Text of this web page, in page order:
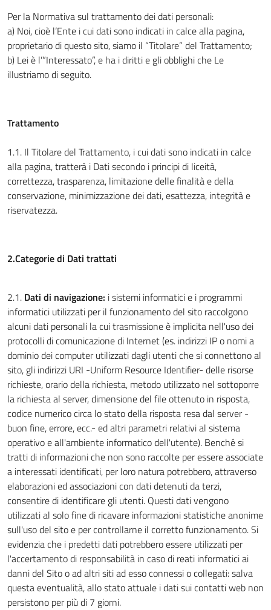
Per la Normativa sul trattamento dei dati personali:
a) Noi, cioè l’Ente i cui dati sono indicati in calce alla pagina,
proprietario di questo sito, siamo il “Titolare” del Trattamento;
b) Lei è l’”Interessato”, e ha i diritti e gli obblighi che Le
illustriamo di seguito.
Trattamento
1.1. Il Titolare del Trattamento, i cui dati sono indicati in calce
alla pagina, tratterà i Dati secondo i principi di liceità,
correttezza, trasparenza, limitazione delle finalità e della
conservazione, minimizzazione dei dati, esattezza, integrità e
riservatezza.
2.Categorie di Dati trattati
2.1. Dati di navigazione: i sistemi informatici e i programmi
informatici utilizzati per il funzionamento del sito raccolgono
alcuni dati personali la cui trasmissione è implicita nell'uso dei
protocolli di comunicazione di Internet (es. indirizzi IP o nomi a
dominio dei computer utilizzati dagli utenti che si connettono al
sito, gli indirizzi URI -Uniform Resource Identifier- delle risorse
richieste, orario della richiesta, metodo utilizzato nel sottoporre
la richiesta al server, dimensione del file ottenuto in risposta,
codice numerico circa lo stato della risposta resa dal server -
buon fine, errore, ecc.- ed altri parametri relativi al sistema
operativo e all'ambiente informatico dell'utente). Benché si
tratti di informazioni che non sono raccolte per essere associate
a interessati identificati, per loro natura potrebbero, attraverso
elaborazioni ed associazioni con dati detenuti da terzi,
consentire di identificare gli utenti. Questi dati vengono
utilizzati al solo fine di ricavare informazioni statistiche anonime
sull'uso del sito e per controllarne il corretto funzionamento. Si
evidenzia che i predetti dati potrebbero essere utilizzati per
l'accertamento di responsabilità in caso di reati informatici ai
danni del Sito o ad altri siti ad esso connessi o collegati: salva
questa eventualità, allo stato attuale i dati sui contatti web non
persistono per più di 7 giorni.